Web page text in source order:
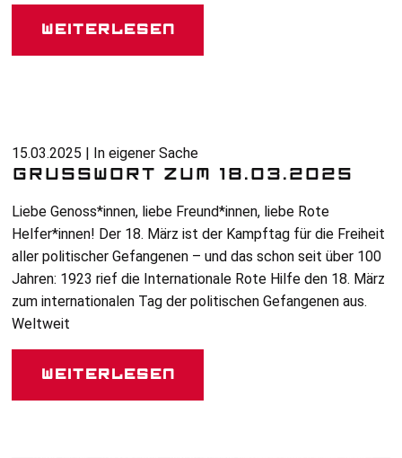
Weiterlesen
15.03.2025 | In eigener Sache
GRUSSWORT ZUM 18.03.2025
Liebe Genoss*innen, liebe Freund*innen, liebe Rote
Helfer*innen! Der 18. März ist der Kampftag für die Freiheit
aller politischer Gefangenen – und das schon seit über 100
Jahren: 1923 rief die Internationale Rote Hilfe den 18. März
zum internationalen Tag der politischen Gefangenen aus.
Weltweit
Weiterlesen